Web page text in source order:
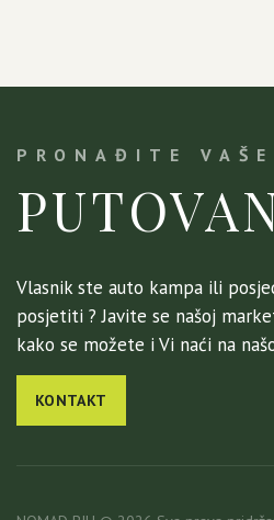
PRONAĐITE VAŠE
Vlasnik ste auto kampa ili
posjetiti ? Javite se našoj
kako se možete i Vi naći na
KONTAKT